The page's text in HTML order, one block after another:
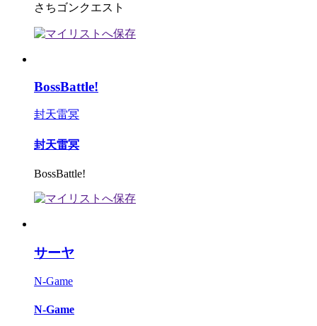
さちゴンクエスト
BossBattle!
封天雷冥
封天雷冥
BossBattle!
サーヤ
N-Game
N-Game